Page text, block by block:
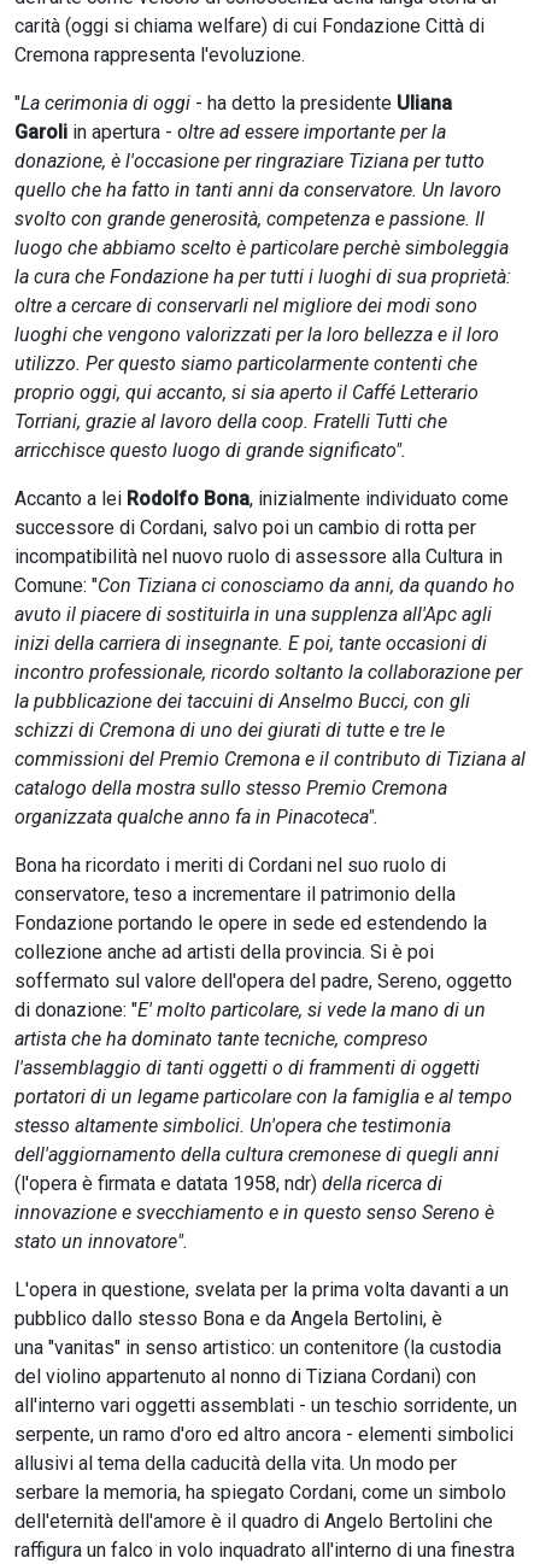
carità (oggi si chiama welfare) di cui Fondazione Città di
Cremona rappresenta l'evoluzione.
"La cerimonia di oggi - ha detto la presidente Uliana
Garoli in apertura - oltre ad essere importante per la
donazione, è l'occasione per ringraziare Tiziana per tutto
quello che ha fatto in tanti anni da conservatore. Un lavoro
svolto con grande generosità, competenza e passione. Il
luogo che abbiamo scelto è particolare perchè simboleggia
la cura che Fondazione ha per tutti i luoghi di sua proprietà:
oltre a cercare di conservarli nel migliore dei modi sono
luoghi che vengono valorizzati per la loro bellezza e il loro
utilizzo. Per questo siamo particolarmente contenti che
proprio oggi, qui accanto, si sia aperto il Caffé Letterario
Torriani, grazie al lavoro della coop. Fratelli Tutti che
arricchisce questo luogo di grande significato".
Accanto a lei Rodolfo Bona, inizialmente individuato come
successore di Cordani, salvo poi un cambio di rotta per
incompatibilità nel nuovo ruolo di assessore alla Cultura in
Comune: "Con Tiziana ci conosciamo da anni, da quando ho
avuto il piacere di sostituirla in una supplenza all'Apc agli
inizi della carriera di insegnante. E poi, tante occasioni di
incontro professionale, ricordo soltanto la collaborazione per
la pubblicazione dei taccuini di Anselmo Bucci, con gli
schizzi di Cremona di uno dei giurati di tutte e tre le
commissioni del Premio Cremona e il contributo di Tiziana al
catalogo della mostra sullo stesso Premio Cremona
organizzata qualche anno fa in Pinacoteca".
Bona ha ricordato i meriti di Cordani nel suo ruolo di
conservatore, teso a incrementare il patrimonio della
Fondazione portando le opere in sede ed estendendo la
collezione anche ad artisti della provincia. Si è poi
soffermato sul valore dell'opera del padre, Sereno, oggetto
di donazione: "E' molto particolare, si vede la mano di un
artista che ha dominato tante tecniche, compreso
l'assemblaggio di tanti oggetti o di frammenti di oggetti
portatori di un legame particolare con la famiglia e al tempo
stesso altamente simbolici. Un'opera che testimonia
dell'aggiornamento della cultura cremonese di quegli anni
(l'opera è firmata e datata 1958, ndr) della ricerca di
innovazione e svecchiamento e in questo senso Sereno è
stato un innovatore".
L'opera in questione, svelata per la prima volta davanti a un
pubblico dallo stesso Bona e da Angela Bertolini, è
una "vanitas" in senso artistico: un contenitore (la custodia
del violino appartenuto al nonno di Tiziana Cordani) con
all'interno vari oggetti assemblati - un teschio sorridente, un
serpente, un ramo d'oro ed altro ancora - elementi simbolici
allusivi al tema della caducità della vita. Un modo per
serbare la memoria, ha spiegato Cordani, come un simbolo
dell'eternità dell'amore è il quadro di Angelo Bertolini che
raffigura un falco in volo inquadrato all'interno di una finestra